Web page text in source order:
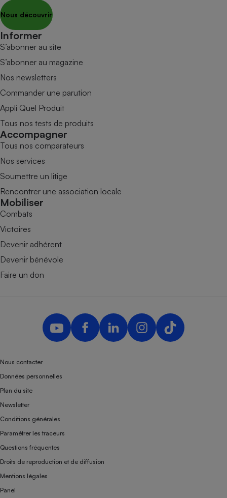
Nous découvrir
Informer
S’abonner au site
S’abonner au magazine
Nos newsletters
Commander une parution
Appli Quel Produit
Tous nos tests de produits
Accompagner
Tous nos comparateurs
Nos services
Soumettre un litige
Rencontrer une association locale
Mobiliser
Combats
Victoires
Devenir adhérent
Devenir bénévole
Faire un don
Nous contacter
Données personnelles
Plan du site
Newsletter
Conditions générales
Paramétrer les traceurs
Questions fréquentes
Droits de reproduction et de diffusion
Mentions légales
Panel